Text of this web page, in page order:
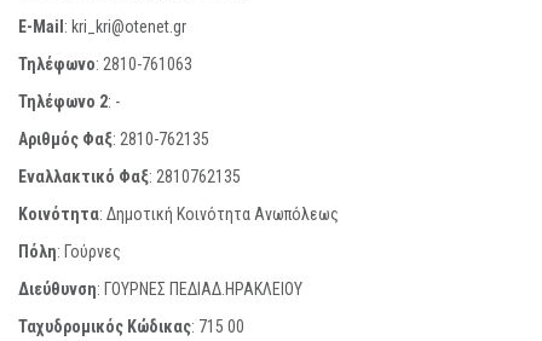
E-Mail: kri_kri@otenet.gr
Τηλέφωνο: 2810-761063
Τηλέφωνο 2: -
Αριθμός Φαξ: 2810-762135
Εναλλακτικό Φαξ: 2810762135
Κοινότητα: Δημοτική Κοινότητα Ανωπόλεως
Πόλη: Γούρνες
Διεύθυνση: ΓΟΥΡΝΕΣ ΠΕΔΙΑΔ.ΗΡΑΚΛΕΙΟΥ
Ταχυδρομικός Κώδικας: 715 00